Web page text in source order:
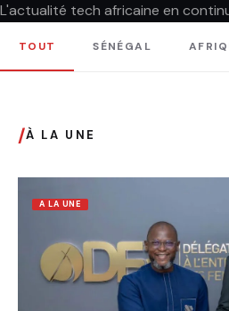
L'actualité tech africaine en
TOUT SÉNÉGAL
/À LA UNE
A LA UNE